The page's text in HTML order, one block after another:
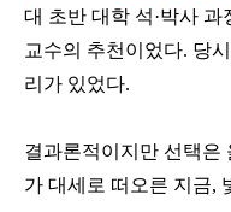
대 초반 대학 석·박사
교수의 추천이었다. 당
리가 있었다.
결과론적이지만 선택은
가 대세로 떠오른 지금,